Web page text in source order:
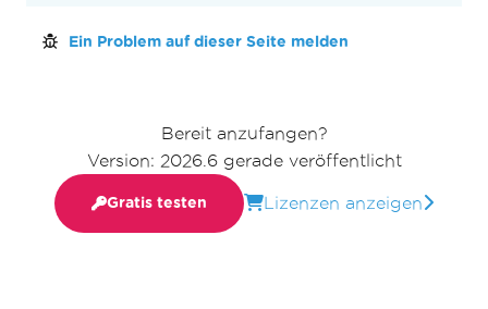
Ein Problem auf dieser Seite melden
Bereit anzufangen?
Version: 2026.6 gerade veröffentlicht
Gratis testen Lizenzen anzeigen